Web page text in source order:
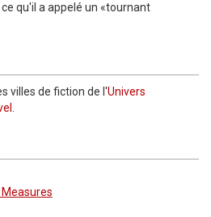
qu'il a appelé un «tournant
villes de fiction de l'Univers
Measures